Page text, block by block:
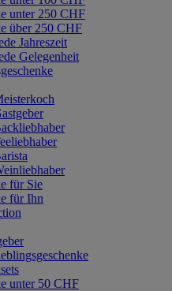
unter 250 CHF
über 250 CHF
Jahreszeit
Gelegenheit
für Sie
für Ihn
unter 50 CHF